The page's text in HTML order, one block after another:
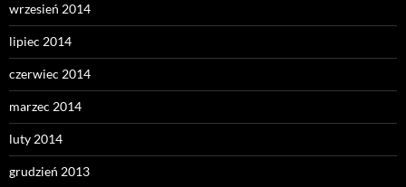
wrzesień 2014
lipiec 2014
czerwiec 2014
marzec 2014
luty 2014
grudzień 2013